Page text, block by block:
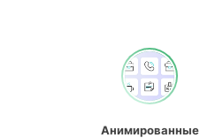
Анимированные